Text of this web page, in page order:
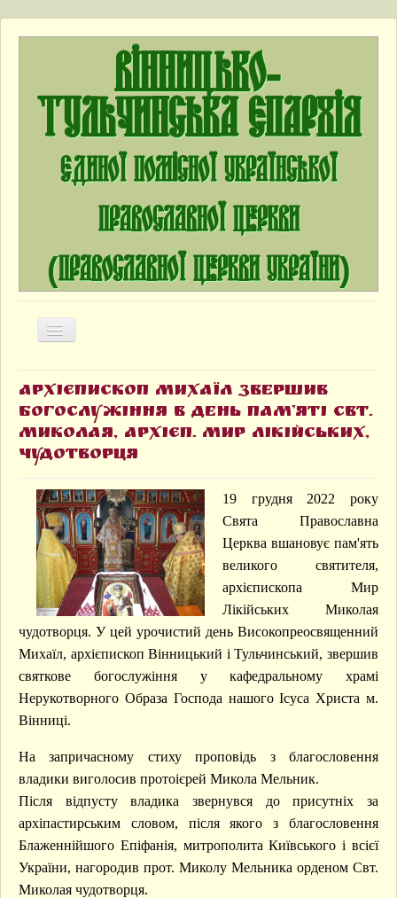
Вінницько-
Тульчинська єпархія
єдиної помісної Української
Православної Церкви
(Православної Церкви України)
Перемикач
Новини
Православної Церкви України
Єпархіальні новини
Новини Християнського світу
Єпархія
Історія Єпархії
Єпархіальне управління
Благочиння
Парафії
Бібліотека
Веб-сайти
Старий сайт
Церковний календар
Контакти
Архієпископ Михаїл звершив
богослужіння в день пам’яті свт.
Миколая, архієп. Мир Лікійських,
чудотворця
19 грудня 2022 року
Свята Православна
Церква вшановує пам'ять
великого святителя,
архієпископа Мир
Лікійських Миколая
чудотворця. У цей урочистий день Високопреосвященний
Михаїл, архієпископ Вінницький і Тульчинський, звершив
святкове богослужіння у кафедральному храмі
Нерукотворного Образа Господа нашого Ісуса Христа м.
Вінниці.
На запричасному стиху проповідь з благословення
владики виголосив протоієрей Микола Мельник.
Після відпусту владика звернувся до присутніх за
архіпастирським словом, після якого з благословення
Блаженнійшого Епіфанія, митрополита Київського і всієї
України, нагородив прот. Миколу Мельника орденом Свт.
Миколая чудотворця.